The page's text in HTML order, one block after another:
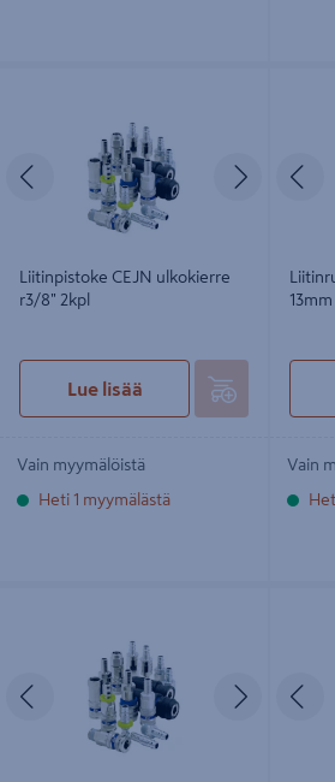
Edellinen Seuraava
Liitinpistoke CEJN ulkokierre
r3/8" 2kpl
Lue lisää
Vain myymälöistä
Heti 1 myymälästä
13mm
Vain
Edellinen Seuraava